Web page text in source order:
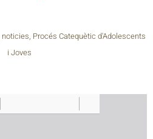
noticies, Procés Catequètic d'Adolescents
i Joves